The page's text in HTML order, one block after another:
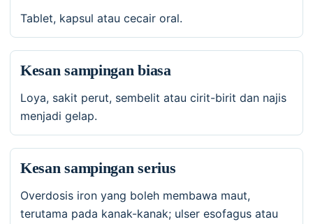
Tablet, kapsul atau cecair oral.
Kesan sampingan biasa
Loya, sakit perut, sembelit atau cirit-birit dan najis
menjadi gelap.
Kesan sampingan serius
Overdosis iron yang boleh membawa maut,
terutama pada kanak-kanak; ulser esofagus atau